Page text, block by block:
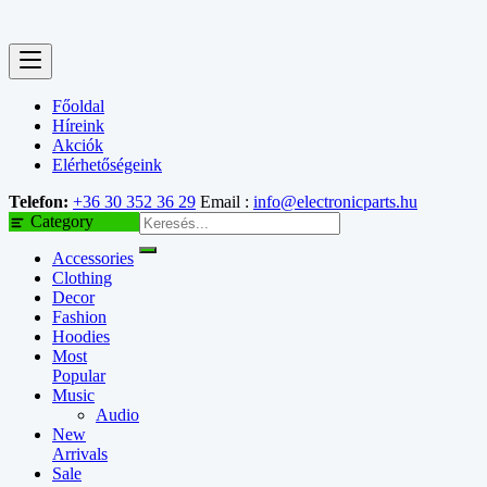
Főoldal
Híreink
Akciók
Elérhetőségeink
Telefon: +36 30 352 36 29 Email : info@electronicparts.hu
Category
Accessories
Clothing
Decor
Fashion
Hoodies
Most
Popular
Music
Audio
New
Arrivals
Sale